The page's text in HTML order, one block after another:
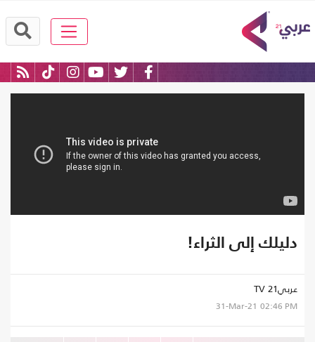
دليلك إلى الثراء!
عربي21 TV
31-Mar-21 02:46 PM